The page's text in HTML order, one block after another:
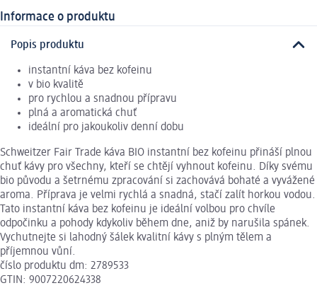
Informace o produktu
Popis produktu
instantní káva bez kofeinu
v bio kvalitě
pro rychlou a snadnou přípravu
plná a aromatická chuť
ideální pro jakoukoliv denní dobu
Schweitzer Fair Trade káva BIO instantní bez kofeinu přináší plnou
chuť kávy pro všechny, kteří se chtějí vyhnout kofeinu. Díky svému
bio původu a šetrnému zpracování si zachovává bohaté a vyvážené
aroma. Příprava je velmi rychlá a snadná, stačí zalít horkou vodou.
Tato instantní káva bez kofeinu je ideální volbou pro chvíle
odpočinku a pohody kdykoliv během dne, aniž by narušila spánek.
Vychutnejte si lahodný šálek kvalitní kávy s plným tělem a
příjemnou vůní.
číslo produktu dm: 2789533
GTIN: 9007220624338